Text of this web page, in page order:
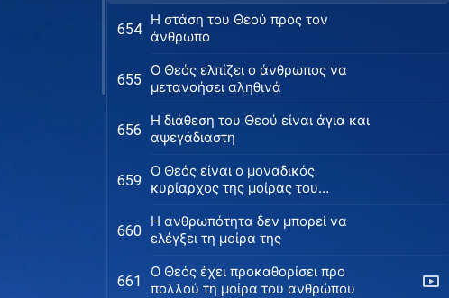
654
Η στάση του Θεού προς τον
άνθρωπο
655
Ο Θεός ελπίζει ο άνθρωπος να
μετανοήσει αληθινά
656
H διάθεση του Θεού είναι άγια και
αψεγάδιαστη
659
Ο Θεός είναι ο μοναδικός
κυρίαρχος της μοίρας του
660
Η ανθρωπότητα δεν μπορεί να
ελέγξει τη μοίρα της
661
Ο Θεός έχει προκαθορίσει προ
πολλού τη μοίρα του ανθρώπου